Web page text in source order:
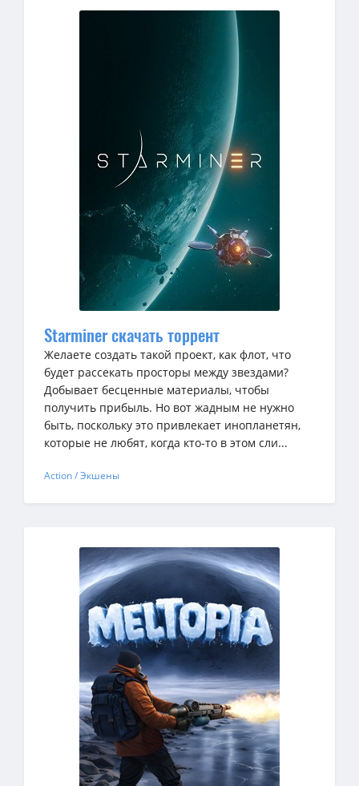
Starminer скачать торрент
Желаете создать такой проект, как флот, что
будет рассекать просторы между звездами?
Добывает бесценные материалы, чтобы
получить прибыль. Но вот жадным не нужно
быть, поскольку это привлекает инопланетян,
которые не любят, когда кто-то в этом сли...
Action / Экшены